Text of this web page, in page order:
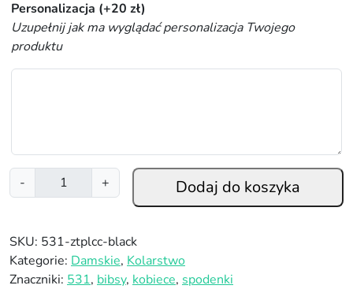
Personalizacja (+20 zł)
Uzupełnij jak ma wyglądać personalizacja Twojego
produktu
-
l
ś
ć
S
+ Dodaj do koszyka
SKU: 531-ztplcc-black
Kategorie: Damskie, Kolarstwo
Znaczniki: 531, bibsy, kobiece, spodenki